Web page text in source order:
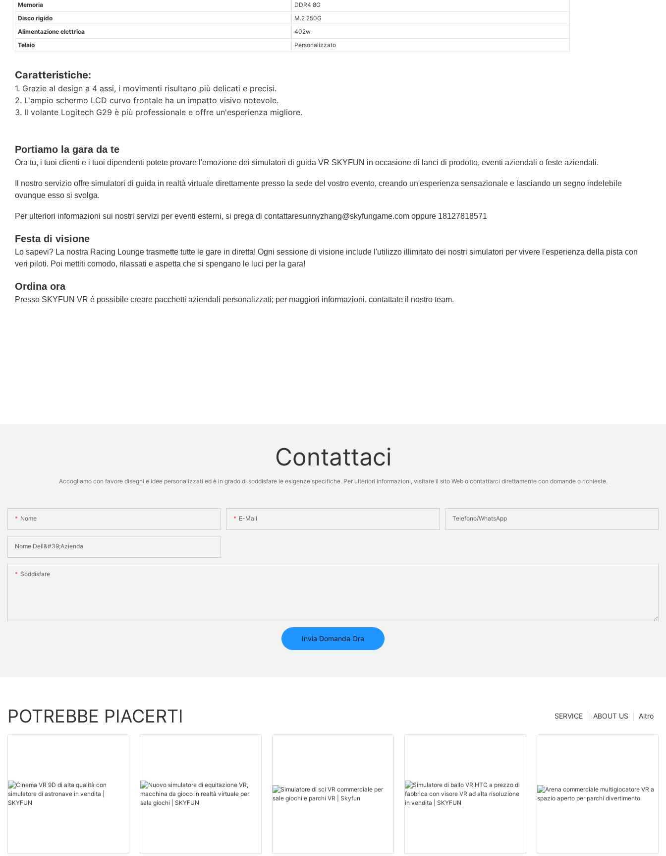
Memoria
DDR4 8G
Disco rigido
M.2 250G
Alimentazione elettrica
402w
Telaio
Personalizzato
Caratteristiche:
1. Grazie al design a 4 assi, i movimenti risultano più delicati e precisi.
2. L'ampio schermo LCD curvo frontale ha un impatto visivo notevole.
3. Il volante Logitech G29 è più professionale e offre un'esperienza migliore.
Portiamo la gara da te
Ora tu, i tuoi clienti e i tuoi dipendenti potete provare l'emozione dei simulatori di guida VR SKYFUN in occasione di lanci di prodotto, eventi aziendali o feste aziendali.
Il nostro servizio offre simulatori di guida in realtà virtuale direttamente presso la sede del vostro evento, creando un'esperienza sensazionale e lasciando un segno indelebile
ovunque esso si svolga.
Per ulteriori informazioni sui nostri servizi per eventi esterni, si prega di contattaresunnyzhang@skyfungame.com oppure 18127818571
Festa di visione
Lo sapevi? La nostra Racing Lounge trasmette tutte le gare in diretta! Ogni sessione di visione include l'utilizzo illimitato dei nostri simulatori per vivere l'esperienza della pista con
veri piloti. Poi mettiti comodo, rilassati e aspetta che si spengano le luci per la gara!
Ordina ora
Presso SKYFUN VR è possibile creare pacchetti aziendali personalizzati; per maggiori informazioni, contattate il nostro team.
Contattaci
Accogliamo con favore disegni e idee personalizzati ed è in grado di soddisfare le esigenze specifiche. Per ulteriori informazioni, visitare il sito Web o contattarci direttamente con domande o richieste.
Nome E-Mail Telefono/WhatsApp
Nome Dell&#39;azienda
Soddisfare
Invia Domanda Ora
POTREBBE PIACERTI Altro
ABOUT US
SERVICE